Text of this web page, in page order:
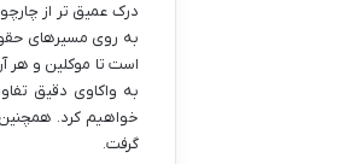
درک عمیق تر از
به روی مسیرهای
است تا موکلین و هر
به واکاوی دقیق
خواهیم کرد.
گرفت.